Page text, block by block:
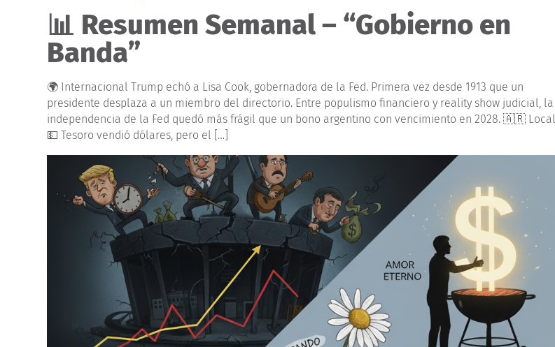
📊 Resumen Semanal – “Gobierno en
Banda”
🌍 Internacional Trump echó a Lisa Cook, gobernadora de la Fed. Primera vez desde 1913 que un
presidente desplaza a un miembro del directorio. Entre populismo financiero y reality show judicial, la
independencia de la Fed quedó más frágil que un bono argentino con vencimiento en 2028. 🇦🇷 Local
💵 Tesoro vendió dólares, pero el […]